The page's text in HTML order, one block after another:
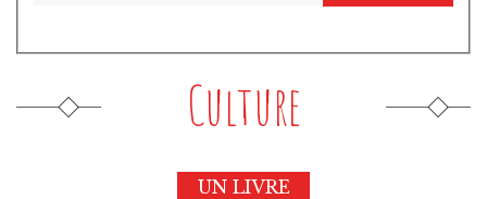
Culture
UN LIVRE